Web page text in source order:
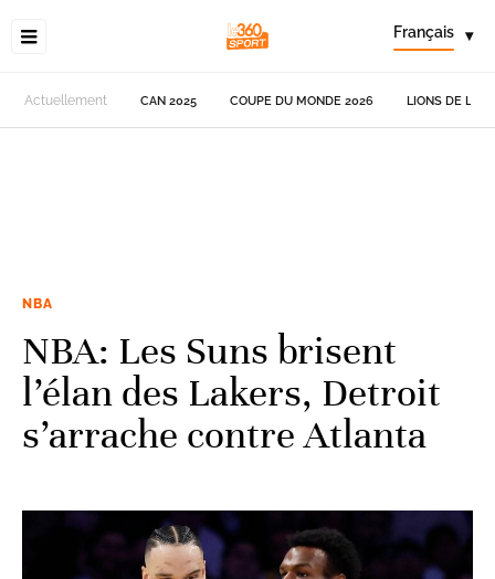
Français ▾
Actuellement CAN 2025 COUPE DU MONDE 2026 LIONS DE
NBA
NBA: Les Suns brisent
l’élan des Lakers, Detroit
s’arrache contre Atlanta